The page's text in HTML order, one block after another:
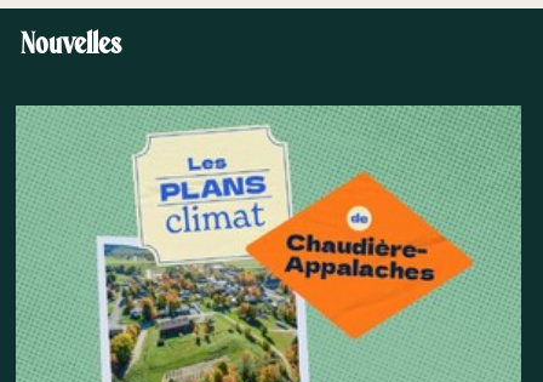
Nouvelles